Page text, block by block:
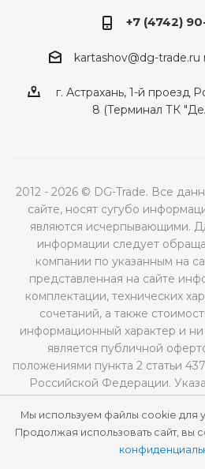
Мы используем файлы cookie для
Продолжая использовать сайт, вы
+7 (4742)
kartashov@dg-trade.ru
г. Астрахань, 1-й проезд
8 (Терминал ТК
2012 - 2026 © DG-Trade. Все
сайте, носят сугубо
являются исчерпывающими.
информации следует
компании по указанным на
представленная на сайте
комплектации, технических
сочетаний, а также
информационный характер и ни
является публичной
положениями пункта 2 статьи
Российской Федерации.